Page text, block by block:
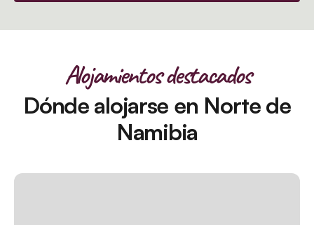
Alojamientos destacados
Dónde alojarse en Norte de
Namibia